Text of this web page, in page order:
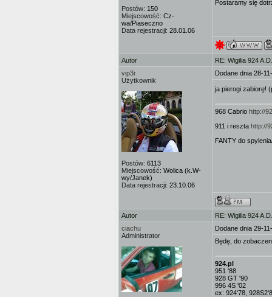
Postów: 150
Miejscowość: Cz-
wa/Piaseczno
Data rejestracji: 28.01.06
Postaramy się
Autor
RE: Wigilia 924
vip3r
Użytkownik
Postów: 6113
Miejscowość: Wolica (k.W-
wy/Janek)
Data rejestracji: 23.10.06
Dodane dnia 28-
ja pierogi zabiorę!
968 Cabrio http://
911 i reszta http://
FANTY do
Autor
RE: Wigilia 924
ciachu
Administrator
Dodane dnia 29-
Będę, do
924.pl
951 '88
928 GT '90
996 4S '02
ex: 924'78,